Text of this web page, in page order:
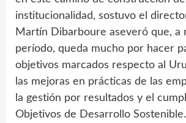
institucionalidad, sostuvo el
Martín Dibarboure aseveró que, a
período, queda mucho por hacer
objetivos marcados respecto al
las mejoras en prácticas de las
la gestión por resultados y el
Objetivos de Desarrollo